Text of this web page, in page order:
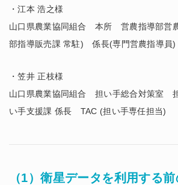
・江本 浩之様
山口県農業協同組合 本所 営農指導部営
部指導販売課 常駐) 係長(専門営農指導員)
・笠井 正枝様
山口県農業協同組合 担い手総合対策室
い手支援課 係長 TAC (担い手専任担当)
（1）衛星データを利用する